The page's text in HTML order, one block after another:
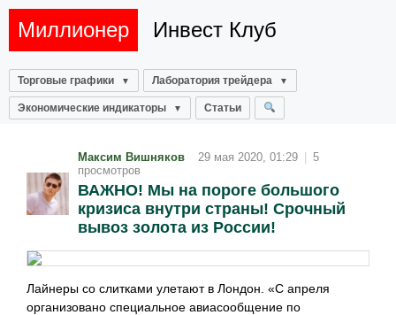
Миллионер Инвест Клуб
Торговые графики Лаборатория трейдера
Экономические индикаторы Статьи
Максим Вишняков 29 мая 2020, 01:29
5
просмотров
ВАЖНО! Мы на пороге большого
кризиса внутри страны! Срочный
вывоз золота из России!
Лайнеры со слитками улетают в Лондон. «С апреля
организовано специальное авиасообщение по